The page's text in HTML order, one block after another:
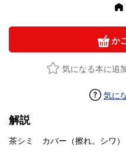
か
気になる本に追
気に
解説
茶シミ カバー（擦れ。シワ）